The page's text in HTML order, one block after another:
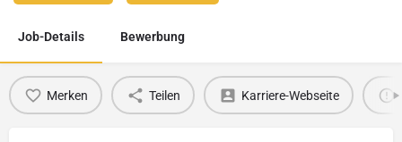
Job-Details Bewerbung
Merken Teilen Karriere-Webseite